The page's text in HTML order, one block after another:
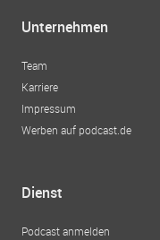
Unternehmen
Team
Karriere
Impressum
Werben auf podcast.de
Dienst
Podcast anmelden